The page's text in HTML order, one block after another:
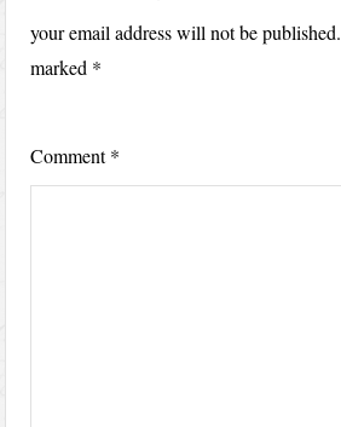
your email address will not be published.
marked *
Comment*